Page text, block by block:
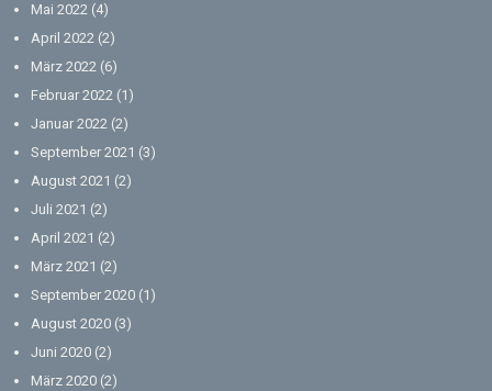
Mai 2022 (4)
April 2022 (2)
März 2022 (6)
Februar 2022 (1)
Januar 2022 (2)
September 2021 (3)
August 2021 (2)
Juli 2021 (2)
April 2021 (2)
März 2021 (2)
September 2020 (1)
August 2020 (3)
Juni 2020 (2)
März 2020 (2)